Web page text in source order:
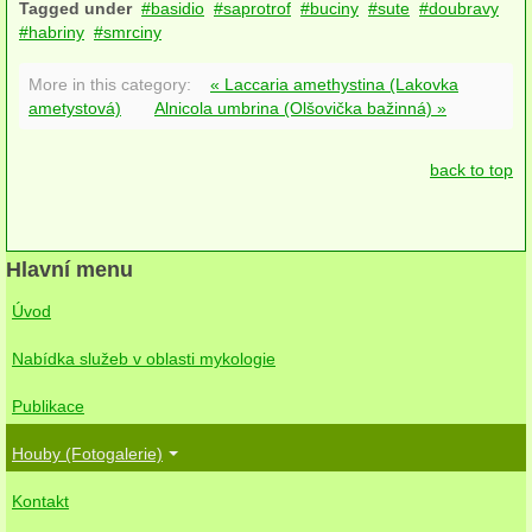
Houby rostoucí na kapraďorostech (kapradiny, plavuně, přesličky)
podle systematiky
Tagged under basidio saprotrof buciny sute
doubravy
habriny
smrciny
More in this category:
« Laccaria amethystina (Lakovka
ametystová)
Alnicola umbrina (Olšovička bažinná) »
back to top
Hlavní menu
Úvod
Nabídka služeb v oblasti mykologie
Publikace
Houby (Fotogalerie)
Kontakt